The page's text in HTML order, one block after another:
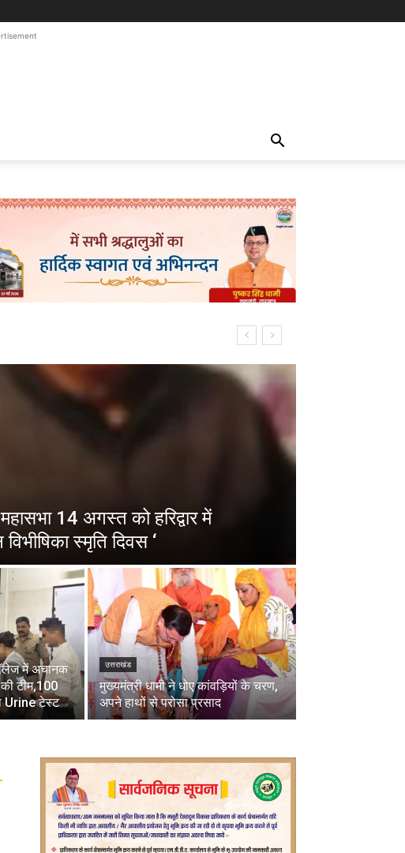
14 अगस्त को हरिद्वार में
विभीषिका स्मृति दिवस ‘
में अचानक
टीम,100
Urine टेस्ट
उत्तराखंड
मुख्यमंत्री धामी ने धोए कांवड़ियों के चरण,
अपने हाथों से परोसा प्रसाद